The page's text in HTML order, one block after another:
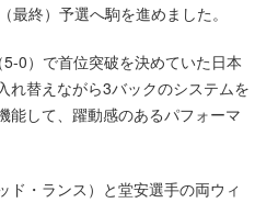
最終）予選へ駒を進めました。
0）で首位突破を決めていた日本
れ替えながら3バックのシステムを
能して、躍動感のあるパフォーマ
ド・ランス）と堂安選手の両ウィ